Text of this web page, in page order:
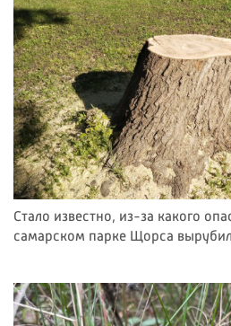
Стало известно, из-за какого
самарском парке Щорса